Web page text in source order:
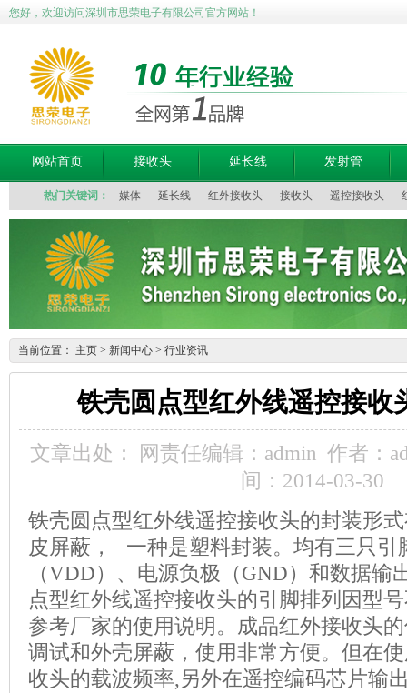
您好，欢迎访问深圳市思荣电子有限公司官方网站！
网站首页 接收头 延长线 发射管
热门关键词： 媒体 延长线 红外接收头 接收头 遥控接收头
当前位置： 主页 > 新闻中心 > 行业资讯
铁壳圆点型红外线遥控接收
文章出处： 网责任编辑：admin 作者：
间：2014-03-30
铁壳圆点型红外线遥控接收头的封装形
皮屏蔽， 一种是塑料封装。均有三只引
（VDD）、电源负极（GND）和数据输
点型红外线遥控接收头的引脚排列因型
参考厂家的使用说明。成品红外接收头
调试和外壳屏蔽，使用非常方便。但在
收头的载波频率,另外在遥控编码芯片输